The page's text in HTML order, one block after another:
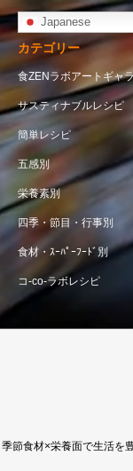
Japanese
カテゴリー
食ZENラボアートギャ
サスティナブルレシピ
簡単レシピ
五感別
栄養素別
四季・節目・行事別
食材・ｽｰﾊﾟｰﾌｰﾄﾞ別
コ-co-ラボレシピ
季節食材×栄養面で生活を